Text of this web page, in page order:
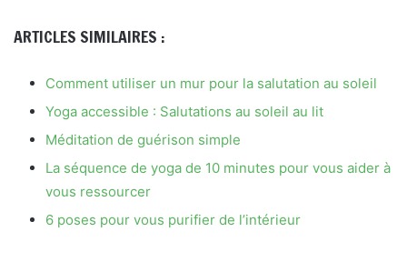
ARTICLES SIMILAIRES :
Comment utiliser un mur pour la salutation au soleil
Yoga accessible : Salutations au soleil au lit
Méditation de guérison simple
La séquence de yoga de 10 minutes pour vous aider à
vous ressourcer
6 poses pour vous purifier de l’intérieur